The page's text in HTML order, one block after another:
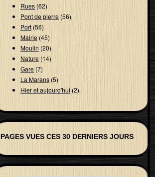
Rues(62)
Pont de pierre(56)
Port(56)
Mairie(45)
Moulin(20)
Nature(14)
Gare (7)
La Marans(5)
Hier et aujourd'hui (2)
PAGES VUES CES 30 DERNIERS JOURS